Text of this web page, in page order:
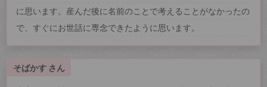
に思います。産んだ後に名前のことで考えることがなかったの
で、すぐにお世話に専念できたように思います。
そばかす さん